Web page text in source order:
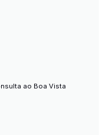
ao Boa Vista